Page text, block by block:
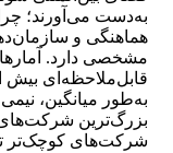
به‌دست می‌آورند؛ چرا
هماهنگی و
مشخصی دارد.
قابل‌ملاحظه‌ای بیش
بزرگ‌ترین شرکت‌های
شرکت‌های کوچک‌تر